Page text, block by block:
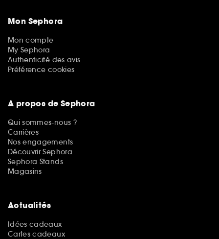
Mon Sephora
Mon compte
My Sephora
Authenticité des avis
Préférence cookies
A propos de Sephora
Qui sommes-nous ?
Carrières
Nos engagements
Découvrir Sephora
Sephora Stands
Magasins
Actualités
Idées cadeaux
Cartes cadeaux